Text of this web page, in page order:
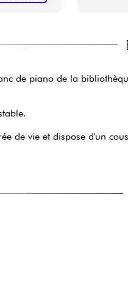
de piano de la
de vie et dispose d'un